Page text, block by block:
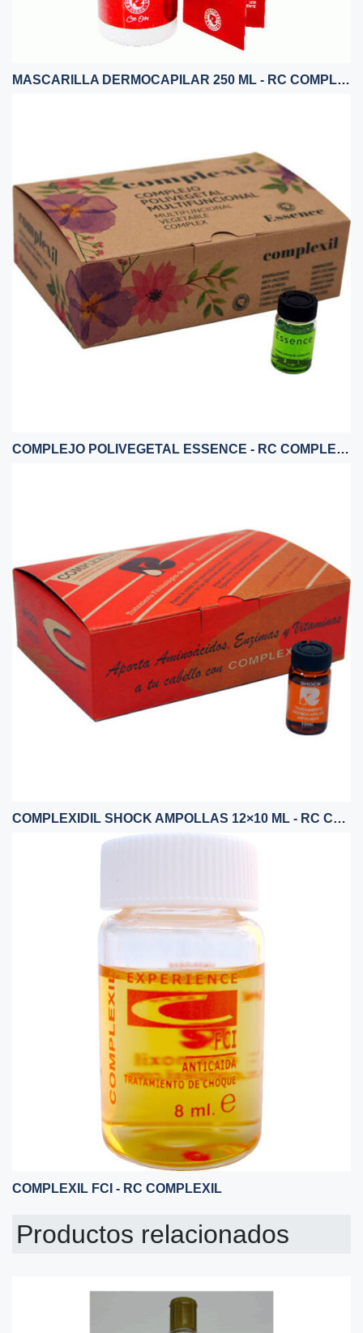
MASCARILLA DERMOCAPILAR 250 ML - RC COMPLEXIL
COMPLEJO POLIVEGETAL ESSENCE - RC COMPLEXIL
COMPLEXIDIL SHOCK AMPOLLAS 12×10 ML - RC COMPLEXIL
COMPLEXIL FCI - RC COMPLEXIL
Productos relacionados